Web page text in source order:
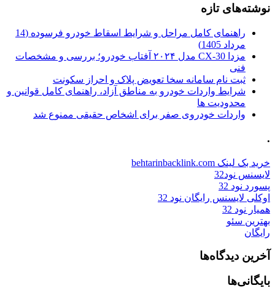
نوشته‌های تازه
راهنمای کامل مراحل و شرایط اسقاط خودرو فرسوده (14
مرداد 1405)
مزدا CX-30 مدل ۲۰۲۴ آفتاب خودرو؛ بررسی و مشخصات
فنی
ثبت نام سامانه سخا تعویض پلاک و احراز سکونت
شرایط واردات خودرو به مناطق آزاد، راهنمای کامل قوانین و
محدودیت ها
واردات خودروی صفر برای اشخاص حقیقی ممنوع شد
.
خرید بک لینک behtarinbacklink.com
لایسنس نود32
پسورد نود 32
اوکلی لایسنس رایگان نود 32
همیار نود 32
بهترین سئو
رایگان
آخرین دیدگاه‌ها
بایگانی‌ها